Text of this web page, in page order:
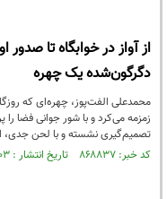
از آواز در خوابگاه تا
دگرگون‌شده یک چهره
محمدعلی الفت‌پوز، چهره‌ای که
زمزمه می‌کرد و با شور جوانی فضا
تصمیم‌گیری نشسته و با لحن جدی،
کد خبر: ۸۶۸۸۳۷ تاریخ انتشار : ۱۴۰۴/۰۳/۰۳